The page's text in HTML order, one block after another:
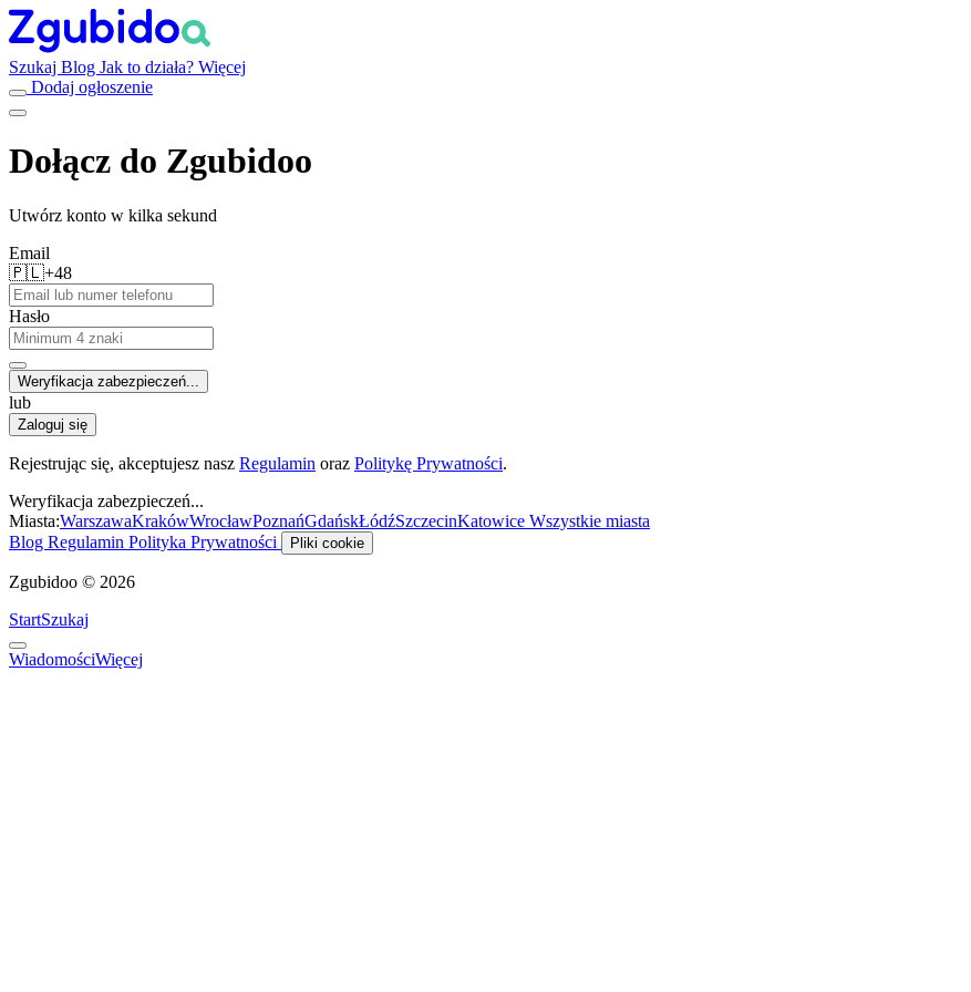
Szukaj Blog Jak to działa? Więcej
Dodaj ogłoszenie
Dołącz do Zgubidoo
Utwórz konto w kilka sekund
Email
🇵🇱+48
Hasło
Weryfikacja zabezpieczeń...
lub
Zaloguj się
Rejestrując się, akceptujesz nasz Regulamin oraz Politykę Prywatności.
Weryfikacja zabezpieczeń...
Miasta:WarszawaKrakówWrocławPoznańGdańskŁódźSzczecinKatowice Wszystkie miasta
Blog Regulamin Polityka Prywatności Pliki cookie
Zgubidoo © 2026
StartSzukaj
WiadomościWięcej